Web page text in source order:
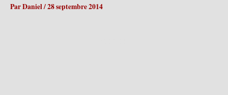
ParDaniel/28 septembre 2014